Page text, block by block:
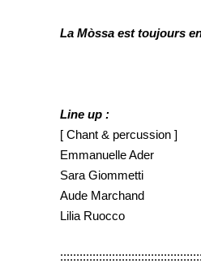
La Mòssa est toujours
Line up :
[ Chant & percussion ]
Emmanuelle Ader
Sara Giommetti
Aude Marchand
Lilia Ruocco